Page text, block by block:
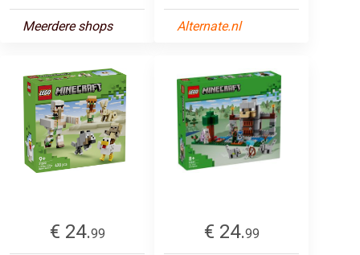
Meerdere shops Alternate.nl
€ 24.99
€ 24.99